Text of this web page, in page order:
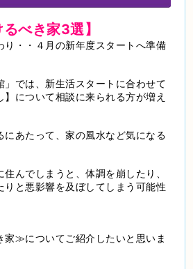
べき家3選】
り・・４月の新年度スタートへ準備
」では、新生活スタートに合わせて
】について相談に来られる方が増え
にあたって、家の風水など気になる
んでしまうと、体調を崩したり、
りと悪影響を及ぼしてしまう可能性
≫についてご紹介したいと思いま